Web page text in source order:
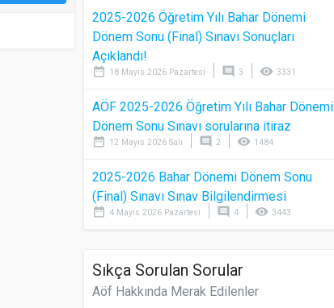
2025-2026 Öğretim Yılı Bahar Dönemi
Dönem Sonu (Final) Sınavı Sonuçları
Açıklandı!
date_range 18 Mayıs 2026 Pazartesi comment 3 visibility 3331
AÖF 2025-2026 Öğretim Yılı Bahar Dönemi
Dönem Sonu Sınavı sorularına itiraz
date_range 12 Mayıs 2026 Salı comment 2 visibility 1484
2025-2026 Bahar Dönemi Dönem Sonu
(Final) Sınavı Sınav Bilgilendirmesi
date_range 4 Mayıs 2026 Pazartesi comment 4 visibility 3443
Sıkça Sorulan Sorular
Aöf Hakkında Merak Edilenler